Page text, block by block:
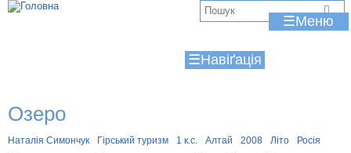
Jump to navigation
☰
☰
Озеро
Наталія Симончук Гірський туризм 1 к.с. Алтай 2008 Літо
Росія